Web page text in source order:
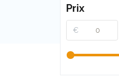
Prix
€